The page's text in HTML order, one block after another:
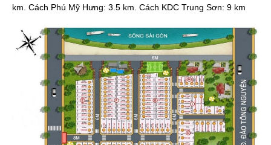
km. Cách Phú Mỹ Hưng: 3.5 km. Cách KDC Trung Sơn: 9 km